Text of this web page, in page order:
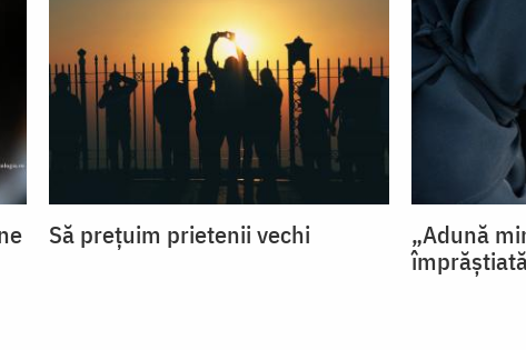
Să prețuim prietenii vechi
„Adună